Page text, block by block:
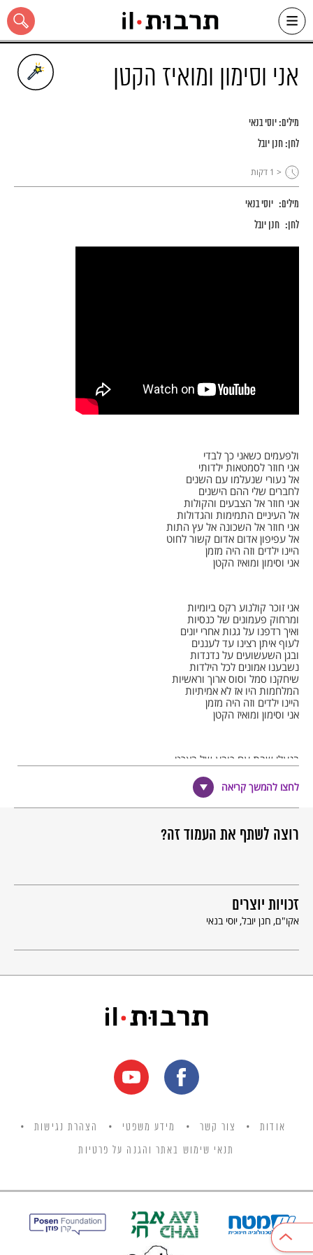
Skip
content
כל האתר
אני וסימון ומואיז הקטן
מילים:יוסי בנאי
לחן:חנן יובל
< 1 דקות
מילים: יוסי בנאי
לחן: חנן יובל
ולפעמים כשאני כך לבדי
אני חוזר לסמטאות ילדותי
אל נעורי שנעלמו עם השנים
לחברים שלי ההם הישנים
אני חוזר אל הצבעים והקולות
אל העיניים התמימות והגדולות
אני חוזר אל השכונה אל עץ התות
אל עפיפון אדום אדום קשור לחוט
היינו ילדים וזה היה מזמן
אני וסימון ומואיז הקטן
אני זוכר קולנוע רקס ביומיות
ומרחוק פעמונים של כנסיות
ואיך רדפנו על גגות אחרי יונים
לעוף איתן רצינו עד לעננים
ובגן השעשועים על נדנדות
נשבענו אמונים לכל הילדות
שיחקנו סמל וסוס ארוך וראשיות
המלחמות היו אז לא אמיתיות
היינו ילדים וזה היה מזמן
אני וסימון ומואיז הקטן
בנעלי שבת עם כובע של בארט
דהרנו על ענן עשוי מכריות
ובאקדח פקקים הטבענו אוניות
הייתי טרזן , וסימון ארול פלין
ובלילות החורף הקרים מאוד
היינו מתכסים בכל החלומות
עברו שנים מאז עכשיו העיר גדולה
מסימון לא שומעים אפילו לא מילה
וגם קולנוע רקס כבר לא קיים
© כל הזכויות שמורות למחבר ולאקו"ם
לחצו להמשך קריאה
רוצה לשתף את העמוד זה?
זכויות יוצרים
אקו"ם חנן יובל יוסי בנאי
אודות צור קשר מידע משפטי הצהרת נגישות
תנאי שימוש באתר והגנה על פרטיות